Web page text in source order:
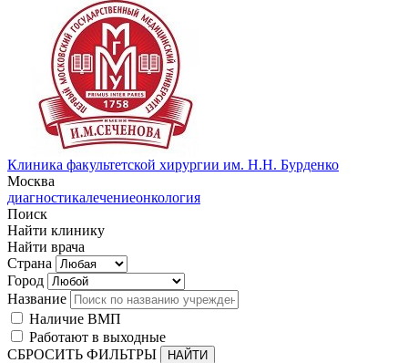
Клиника факультетской хирургии им. Н.Н. Бурденко
Москва
диагностикалечениеонкология
Поиск
Найти клинику
Найти врача
Страна
Город
Название
Наличие ВМП
Работают в выходные
СБРОСИТЬ ФИЛЬТРЫ